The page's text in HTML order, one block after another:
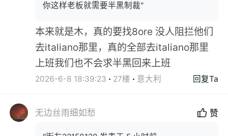
你这样老板就需要半黑制裁"
本来就是木，真的要找8ore 没人阻拦他们
去italiano那里，真的全部去italiano那里
上班我们也不会求半黑回来上班
2026-6-8 18:39:23 27楼 意大利 回复Ta
无边丝雨细如愁 赞